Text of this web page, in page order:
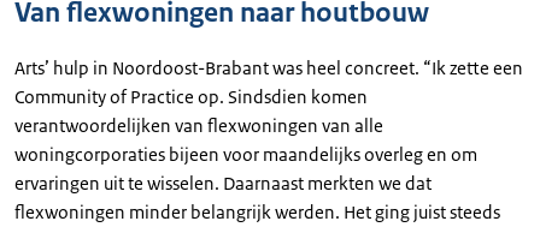
Van flexwoningen naar houtbouw
Arts’ hulp in Noordoost-Brabant was heel concreet. “Ik zette een
Community of Practice op. Sindsdien komen
verantwoordelijken van flexwoningen van alle
woningcorporaties bijeen voor maandelijks overleg en om
ervaringen uit te wisselen. Daarnaast merkten we dat
flexwoningen minder belangrijk werden. Het ging juist steeds